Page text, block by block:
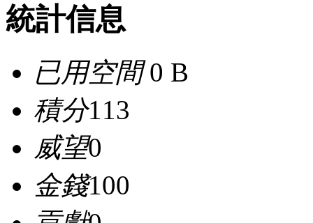
統計信息
已用空間0 B
積分113
威望0
金錢100